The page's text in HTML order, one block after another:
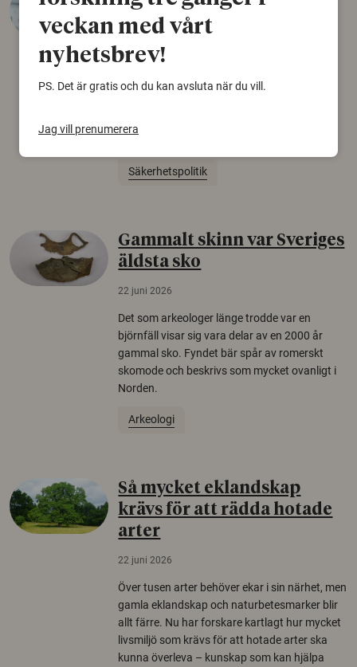
desinformation?
konspirationsteorier är ofta mer mottagliga
Säkerhetspolitik
Gammalt skinn var Sveriges
äldsta sko
22 juni 2026
Det som arkeologer länge trodde var en
björnfäll visar sig vara delar av en 2000 år
gammal sko. Fyndet bär spår av romerskt
skomode och beskrivs som mycket ovanligt i
Norden.
Arkeologi
Så mycket eklandskap
krävs för att rädda hotade
arter
22 juni 2026
Över tusen arter behöver ekar i sin närhet, men
gamla eklandskap och naturbetesmarker blir
allt färre. Nu har forskare kartlagt hur mycket
livsmiljö som krävs för att hotade arter ska
kunna överleva – kunskap som kan hjälpa
veckan med vårt
nyhetsbrev!
PS. Det är gratis och du kan avsluta när du vill.
Jag vill prenumerera